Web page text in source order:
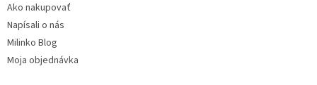
Ako nakupovať
Napísali o nás
Milinko Blog
Moja objednávka